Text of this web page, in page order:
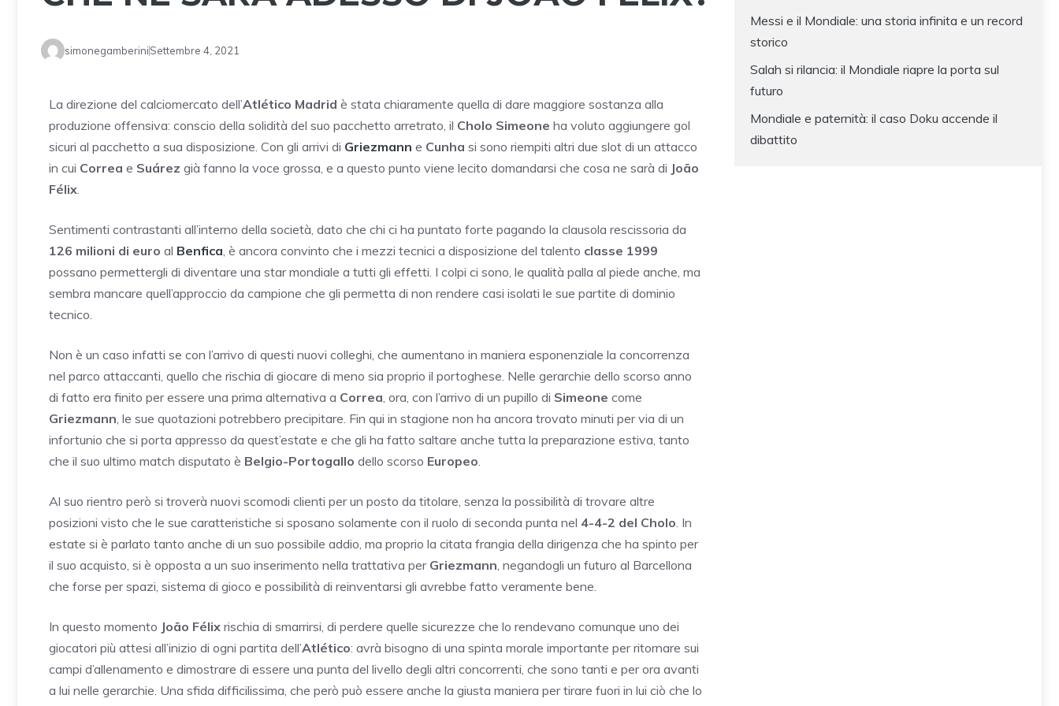
simonegamberiniSettembre 4, 2021
La direzione del calciomercato dell’Atlético Madrid è stata chiaramente quella di dare maggiore sostanza alla
produzione offensiva: conscio della solidità del suo pacchetto arretrato, il Cholo Simeone ha voluto aggiungere gol
sicuri al pacchetto a sua disposizione. Con gli arrivi di Griezmann e Cunha si sono riempiti altri due slot di un attacco
in cui Correa e Suárez già fanno la voce grossa, e a questo punto viene lecito domandarsi che cosa ne sarà di João
Félix.
Sentimenti contrastanti all’interno della società, dato che chi ci ha puntato forte pagando la clausola rescissoria da
126 milioni di euro al Benfica, è ancora convinto che i mezzi tecnici a disposizione del talento classe 1999
possano permettergli di diventare una star mondiale a tutti gli effetti. I colpi ci sono, le qualità palla al piede anche, ma
sembra mancare quell’approccio da campione che gli permetta di non rendere casi isolati le sue partite di dominio
tecnico.
Non è un caso infatti se con l’arrivo di questi nuovi colleghi, che aumentano in maniera esponenziale la concorrenza
nel parco attaccanti, quello che rischia di giocare di meno sia proprio il portoghese. Nelle gerarchie dello scorso anno
di fatto era finito per essere una prima alternativa a Correa, ora, con l’arrivo di un pupillo di Simeone come
Griezmann, le sue quotazioni potrebbero precipitare. Fin qui in stagione non ha ancora trovato minuti per via di un
infortunio che si porta appresso da quest’estate e che gli ha fatto saltare anche tutta la preparazione estiva, tanto
che il suo ultimo match disputato è Belgio-Portogallo dello scorso Europeo.
Al suo rientro però si troverà nuovi scomodi clienti per un posto da titolare, senza la possibilità di trovare altre
posizioni visto che le sue caratteristiche si sposano solamente con il ruolo di seconda punta nel 4-4-2 del Cholo. In
estate si è parlato tanto anche di un suo possibile addio, ma proprio la citata frangia della dirigenza che ha spinto per
il suo acquisto, si è opposta a un suo inserimento nella trattativa per Griezmann, negandogli un futuro al Barcellona
che forse per spazi, sistema di gioco e possibilità di reinventarsi gli avrebbe fatto veramente bene.
In questo momento João Félix rischia di smarrirsi, di perdere quelle sicurezze che lo rendevano comunque uno dei
giocatori più attesi all’inizio di ogni partita dell’Atlético: avrà bisogno di una spinta morale importante per ritornare sui
campi d’allenamento e dimostrare di essere una punta del livello degli altri concorrenti, che sono tanti e per ora avanti
a lui nelle gerarchie. Una sfida difficilissima, che però può essere anche la giusta maniera per tirare fuori in lui ciò che lo
Messi e il Mondiale: una storia infinita e un record
storico
Salah si rilancia: il Mondiale riapre la porta sul
futuro
Mondiale e paternità: il caso Doku accende il
dibattito